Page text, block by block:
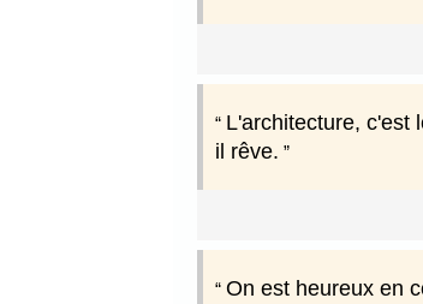
L'architecture, c'est
il rêve.
On est heureux en